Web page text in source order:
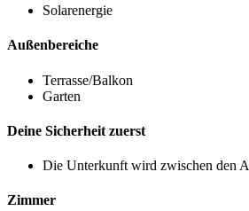
Solarenergie
Außenbereiche
Terrasse/Balkon
Garten
Deine Sicherheit zuerst
Die Unterkunft wird zwischen den
Zimmer